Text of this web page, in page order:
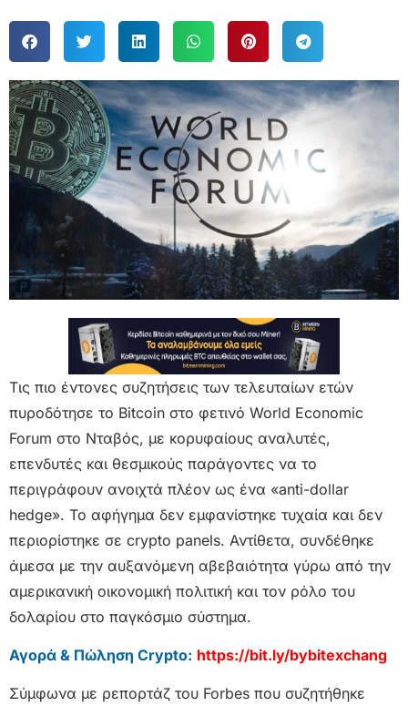
Τις πιο έντονες συζητήσεις των τελευταίων ετών
πυροδότησε το Bitcoin στο φετινό World Economic
Forum στο Νταβός, με κορυφαίους αναλυτές,
επενδυτές και θεσμικούς παράγοντες να το
περιγράφουν ανοιχτά πλέον ως ένα «anti-dollar
hedge». Το αφήγημα δεν εμφανίστηκε τυχαία και δεν
περιορίστηκε σε crypto panels. Αντίθετα, συνδέθηκε
άμεσα με την αυξανόμενη αβεβαιότητα γύρω από την
αμερικανική οικονομική πολιτική και τον ρόλο του
δολαρίου στο παγκόσμιο σύστημα.
Αγορά & Πώληση Crypto: https://bit.ly/bybitexchang
Σύμφωνα με ρεπορτάζ του Forbes που συζητήθηκε